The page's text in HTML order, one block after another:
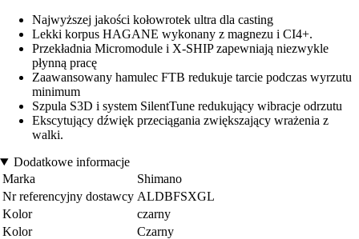
Najwyższej jakości kołowrotek ultra dla casting
Lekki korpus HAGANE wykonany z magnezu i CI4+.
Przekładnia Micromodule i X-SHIP zapewniają niezwykle
płynną pracę
Zaawansowany hamulec FTB redukuje tarcie podczas wyrzutu
minimum
Szpula S3D i system SilentTune redukujący wibracje odrzutu
Ekscytujący dźwięk przeciągania zwiększający wrażenia z
walki.
Dodatkowe informacje
Marka
Shimano
Nr referencyjny dostawcy ALDBFSXGL
Kolor
czarny
Kolor
Czarny